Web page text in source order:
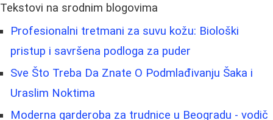
Tekstovi na srodnim blogovima
Profesionalni tretmani za suvu kožu: Biološki
pristup i savršena podloga za puder
Sve Što Treba Da Znate O Podmlađivanju Šaka i
Uraslim Noktima
Moderna garderoba za trudnice u Beogradu - vodič